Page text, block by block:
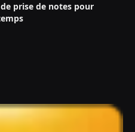
prise de notes pour